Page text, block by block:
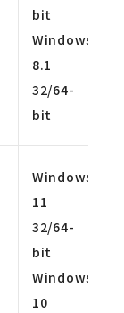
bit
Windows
8.1
32/64-
bit
Windows
11
32/64-
bit
Windows
10